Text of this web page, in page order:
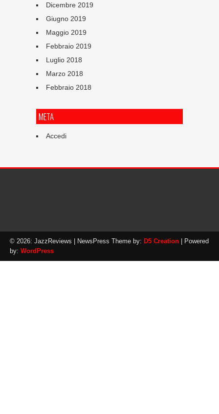
Dicembre 2019
Giugno 2019
Maggio 2019
Febbraio 2019
Luglio 2018
Marzo 2018
Febbraio 2018
META
Accedi
© 2026: JazzReviews | NewsPress Theme by: D5 Creation | Powered
by: WordPress